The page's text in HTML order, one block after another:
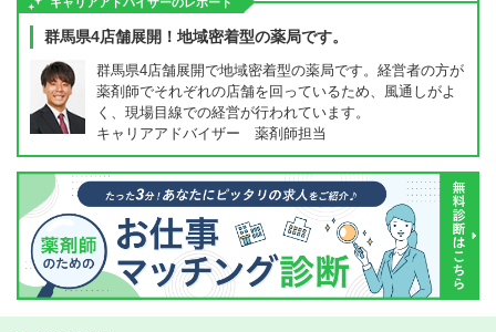
群馬県4店舗展開！地域密着型の薬局です。
群馬県4店舗展開で地域密着型の薬局です。経営者の方が
薬剤師でそれぞれの店舗を回っているため、風通しがよ
く、現場目線での経営が行われています。
キャリアアドバイザー 薬剤師担当